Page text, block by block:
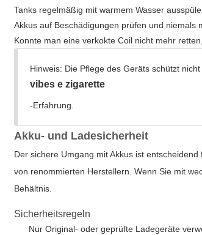
Tanks regelmäßig mit warmem Wasser
Akkus auf Beschädigungen prüfen und niemals
Konnte man eine verkokte Coil nicht mehr
Hinweis: Die Pflege des Geräts schützt
vibes e zigarette
-Erfahrung.
Akku- und Ladesicherheit
Der sichere Umgang mit Akkus ist
von renommierten Herstellern. Wenn Sie mit
Behältnis.
Sicherheitsregeln
Nur Original- oder geprüfte Ladegeräte